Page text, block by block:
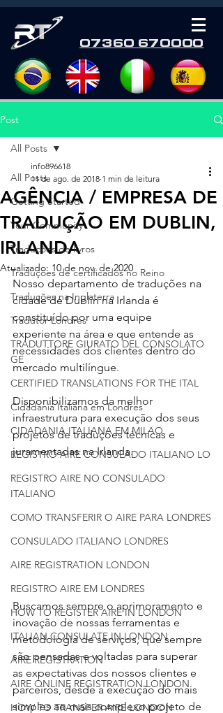
07360 670000
Post
All Posts
Getting Started
Your Community
Traduções de livros
Traduções de certificados no Reino
Traduções na Inglaterra
Tradutor Londres
TRADUTTORE GIURATO DEL CONSOLATO
GE
CERTIFIED TRANSLATIONS FOR THE ITAL
Cidadania Italiana em Londres
CIDADANIA ITALIANA EM MILAO
REGISTRO AIRE CONSULADO ITALIANO LO
REGISTRO AIRE NO CONSULADO
ITALIANO
COMO TRANSFERIR O AIRE PARA LONDRES
CONSULADO ITALIANO LONDRES
AIRE REGISTRATION LONDON
REGISTRO AIRE EM LONDRES
HOW TO REGISTER AIRE IN LONDON
ITALIAN CONSULATE IN LONDON
AIRE REGISTRATION
AIRE ONLINE REGISTRATION LONDON
HOW TO TRANSFER AIRE LONDON
All Posts
AGÊNCIA / EMPRESA DE
TRADUÇÃO EM DUBLIN,
IRLANDA
info896618
11 de ago. de 2018 1 min de leitura
Atualizado: 10 de nov. de 2020
Nosso departamento de traduções na
cidade de Dublin na Irlanda é
constituído por uma equipe
experiente na área e que entende as
necessidades dos clientes dentro do
mercado multilíngue.
Disponibilizamos da melhor
infraestrutura para execução dos seus
projetos de traduções técnicas e
juramentadas na Irlanda.
Buscamos sempre o aprimoramento e
inovação de nossas ferramentas e
metodologia de serviços, que sempre
são pensadas e voltadas para superar
as expectativas dos nossos clientes e
parceiros, desde a execução do mais
simples ao mais complexo projeto de